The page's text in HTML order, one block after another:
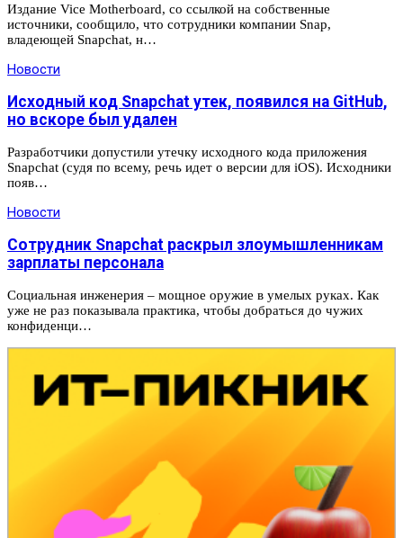
Издание Vice Motherboard, со ссылкой на собственные
источники, сообщило, что сотрудники компании Snap,
владеющей Snapchat, н…
Новости
Исходный код Snapchat утек, появился на GitHub,
но вскоре был удален
Разработчики допустили утечку исходного кода приложения
Snapchat (судя по всему, речь идет о версии для iOS). Исходники
появ…
Новости
Сотрудник Snapchat раскрыл злоумышленникам
зарплаты персонала
Социальная инженерия – мощное оружие в умелых руках. Как
уже не раз показывала практика, чтобы добраться до чужих
конфиденци…